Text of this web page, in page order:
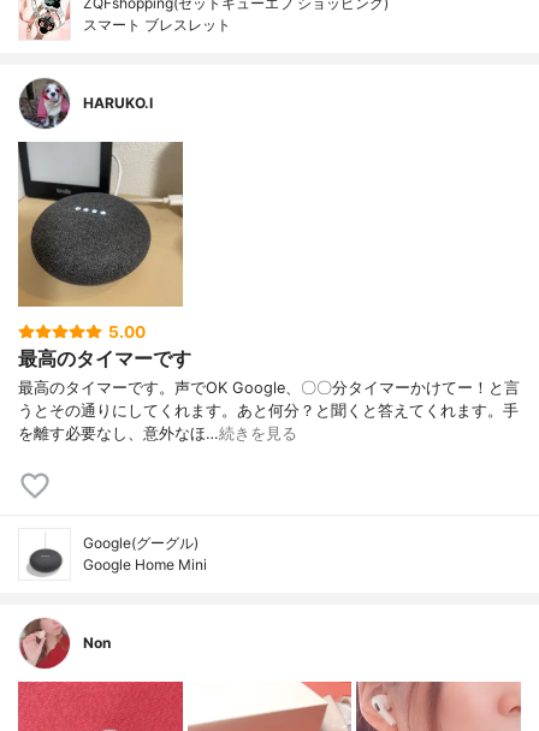
スマート ブレスレット
HARUKO.I
5.00
最高のタイマーです
最高のタイマーです。声でOK Google、〇〇分タイマーかけてー！と言
うとその通りにしてくれます。あと何分？と聞くと答えてくれます。手
を離す必要なし、意外なほ…続きを見る
Google(グーグル)
Google Home Mini
Non